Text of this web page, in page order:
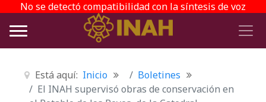
No se detectó compatibilidad con la síntesis de voz
Está aquí: Inicio
Boletines
El INAH supervisó obras de conservación en